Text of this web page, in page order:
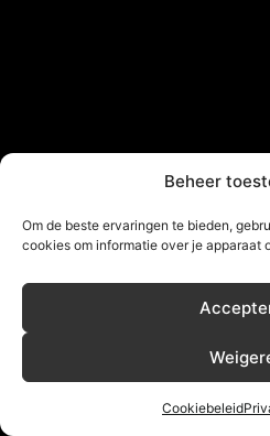
Beheer
Om de beste ervaringen te bieden,
cookies om informatie over je apparaat
Cookiebeleid